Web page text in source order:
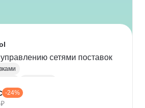
сетями поставок
-24%